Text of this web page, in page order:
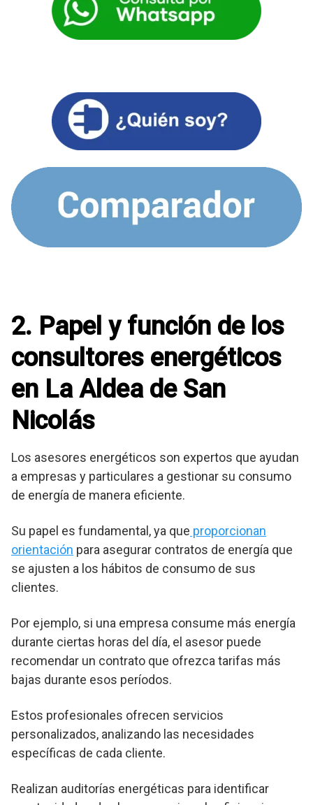
2. Papel y función de los
consultores energéticos
en La Aldea de San
Nicolás
Los asesores energéticos son expertos que ayudan
a empresas y particulares a gestionar su consumo
de energía de manera eficiente.
Su papel es fundamental, ya que proporcionan
orientación para asegurar contratos de energía que
se ajusten a los hábitos de consumo de sus
clientes.
Por ejemplo, si una empresa consume más energía
durante ciertas horas del día, el asesor puede
recomendar un contrato que ofrezca tarifas más
bajas durante esos períodos.
Estos profesionales ofrecen servicios
personalizados, analizando las necesidades
específicas de cada cliente.
Realizan auditorías energéticas para identificar